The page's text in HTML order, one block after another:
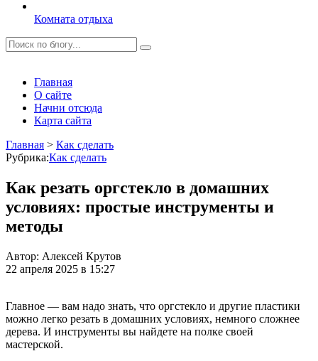
Комната отдыха
Главная
О сайте
Начни отсюда
Карта сайта
Главная > Как сделать
Рубрика:Как сделать
Как резать оргстекло в домашних
условиях: простые инструменты и
методы
Автор: Алексей Крутов
22 апреля 2025 в 15:27
Главное — вам надо знать, что оргстекло и другие пластики
можно легко резать в домашних условиях, немного сложнее
дерева. И инструменты вы найдете на полке своей
мастерской.